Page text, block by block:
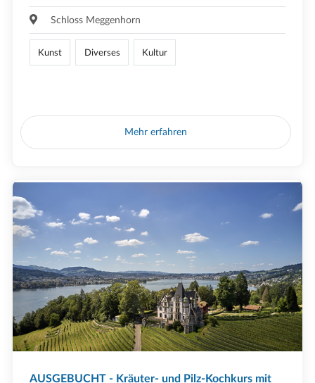
Schloss Meggenhorn
Kunst Diverses Kultur
Mehr erfahren
AUSGEBUCHT - Kräuter- und Pilz-Kochkurs mit